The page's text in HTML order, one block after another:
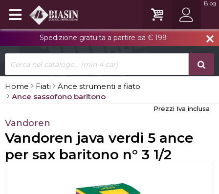
close
Spedizione gratuita a partire da € 199
Blog
Home Fiati
Ance strumenti a fiato
Ance sassofono baritono
Prezzi Iva inclusa
Vandoren
Vandoren java verdi 5 ance
per sax baritono n° 3 1/2